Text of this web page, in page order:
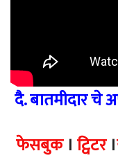
दै. बातमीदार चे
फेसबुक। ट्विटर।